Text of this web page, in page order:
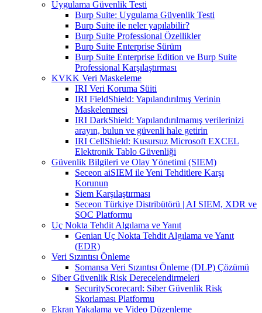
Uygulama Güvenlik Testi
Burp Suite: Uygulama Güvenlik Testi
Burp Suite ile neler yapılabilir?
Burp Suite Professional Özellikler
Burp Suite Enterprise Sürüm
Burp Suite Enterprise Edition ve Burp Suite
Professional Karşılaştırması
KVKK Veri Maskeleme
IRI Veri Koruma Süiti
IRI FieldShield: Yapılandırılmış Verinin
Maskelenmesi
IRI DarkShield: Yapılandırılmamış verilerinizi
arayın, bulun ve güvenli hale getirin
IRI CellShield: Kusursuz Microsoft EXCEL
Elektronik Tablo Güvenliği
Güvenlik Bilgileri ve Olay Yönetimi (SIEM)
Seceon aiSIEM ile Yeni Tehditlere Karşı
Korunun
Siem Karşılaştırması
Seceon Türkiye Distribütörü | AI SIEM, XDR ve
SOC Platformu
Uç Nokta Tehdit Algılama ve Yanıt
Genian Uç Nokta Tehdit Algılama ve Yanıt
(EDR)
Veri Sızıntısı Önleme
Somansa Veri Sızıntısı Önleme (DLP) Çözümü
Siber Güvenlik Risk Derecelendirmeleri
SecurityScorecard: Siber Güvenlik Risk
Skorlaması Platformu
Ekran Yakalama ve Video Düzenleme